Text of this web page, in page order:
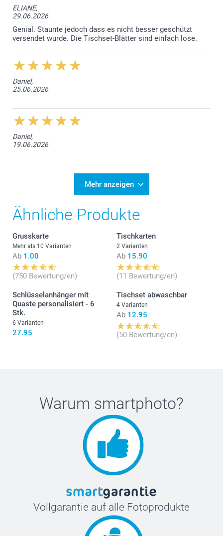
ELIANE,
29.06.2026
Genial. Staunte jedoch dass es nicht besser geschützt
versendet wurde. Die Tischset-Blätter sind einfach lose.
Daniel,
25.06.2026
Daniel,
19.06.2026
Mehr anzeigen
Ähnliche Produkte
Grusskarte
Mehr als 10 Varianten
Ab 1.00
(750 Bewertung/en)
Tischkarten
2 Varianten
Ab 15.90
(11 Bewertung/en)
Schlüsselanhänger mit
Quaste personalisiert - 6
Stk.
6 Varianten
27.95
Tischset abwaschbar
4 Varianten
Ab 12.95
(50 Bewertung/en)
Warum smartphoto?
Vollgarantie auf alle Fotoprodukte